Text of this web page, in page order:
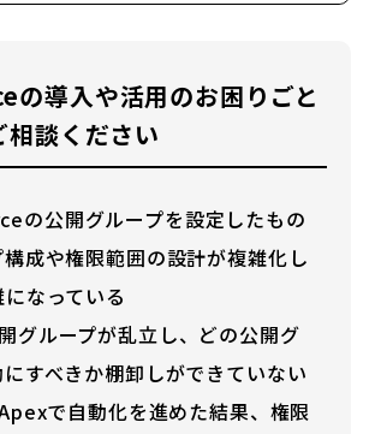
導入や活用のお困りごと
相談ください
の公開グループを設定したもの
成や権限範囲の設計が複雑化し
なっている
グループが乱立し、どの公開グ
すべきか棚卸しができていない
で自動化を進めた結果、権限